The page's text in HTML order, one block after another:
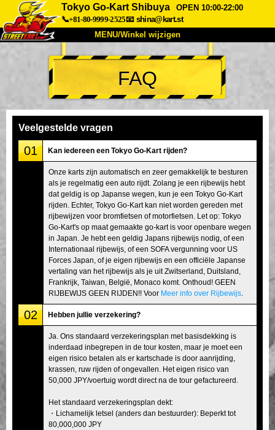
Tokyo Go-Kart Shibuya
OPEN 10:00-22:00
📞+81-80-9999-2525📧 shina@kart.st
MENU/Winkel wijzigen
TOP
Over Specificaties Prijzen
Bedrijf
Tokyo Shinagawa Tokyo Akihabara#1
Tokyo Akihabara#2 Tokyo Shibuya
Tokyo Shibuya Annex Tokyo Bay
Tokyo Asakusa Osaka
Okinawa
FAQ
Veelgestelde vragen
01 Kan iedereen een Tokyo Go-Kart rijden?
Onze karts zijn automatisch en zeer gemakkelijk te besturen
als je regelmatig een auto rijdt. Zolang je een rijbewijs hebt
dat geldig is op Japanse wegen, kun je een Tokyo Go-Kart
rijden. Echter, Tokyo Go-Kart kan niet worden gereden met
rijbewijzen voor bromfietsen of motorfietsen. Let op: Tokyo
Go-Kart's op maat gemaakte go-kart is voor openbare wegen
in Japan. Je hebt een geldig Japans rijbewijs nodig, of een
Internationaal rijbewijs, of een SOFA vergunning voor US
Forces Japan, of je eigen rijbewijs en een officiële Japanse
vertaling van het rijbewijs als je uit Zwitserland, Duitsland,
Frankrijk, Taiwan, België, Monaco komt. Onthoud! GEEN
RIJBEWIJS GEEN RIJDEN!! Voor Meer info over Rijbewijs
02 Hebben jullie verzekering?
Ja. Ons standaard verzekeringsplan met basisdekking is
inderdaad inbegrepen in de tour kosten, maar je moet een
eigen risico betalen als er kartschade is door aanrijding,
krassen, ruw rijden of ongevallen. Het eigen risico van
50,000 JPY/voertuig wordt direct na de tour gefactureerd.
Het standaard verzekeringsplan dekt:
・Lichamelijk letsel (anders dan bestuurder): Beperkt tot
80,000,000 JPY